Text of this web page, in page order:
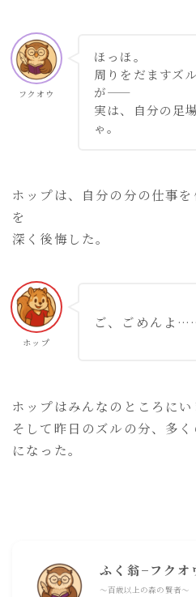
フクオウ
ほっほ。
周りをだますズ
が――
実は、自分の足
ゃ。
ホップは、自分の分の仕事
を
深く後悔した。
ホップ
ご、ごめんよ
ホップはみんなのところにい
そして昨日のズルの分、多
になった。
ふく翁−フクオ
〜百歳以上の森の賢者〜